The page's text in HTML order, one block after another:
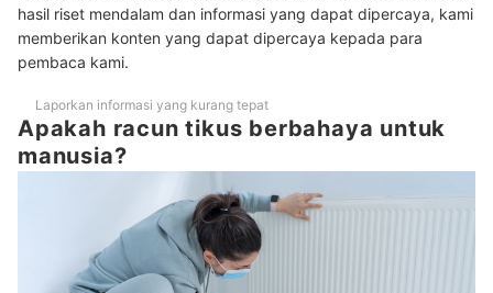
hasil riset mendalam dan informasi yang dapat dipercaya, kami
memberikan konten yang dapat dipercaya kepada para
pembaca kami.
Laporkan informasi yang kurang tepat
Apakah racun tikus berbahaya untuk
manusia?